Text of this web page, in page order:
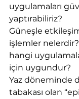
uygulamaları
yaptırabiliriz?
Güneşle
işlemler
hangi
için uygundur?
Yaz döneminde
tabakası olan